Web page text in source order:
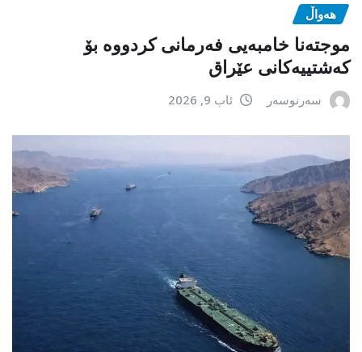
هەواڵ
موجتەنا خامبەیی فەرمانی کردووە بۆ
کەشتییەکانی عێراق
سەرنوسەر ئاب 9, 2026